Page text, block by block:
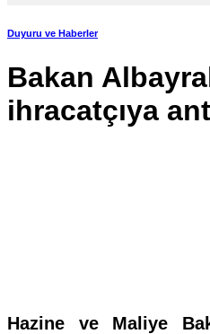
Duyuru ve Haberler
Bakan
ihracatçıya
Hazine ve Maliye